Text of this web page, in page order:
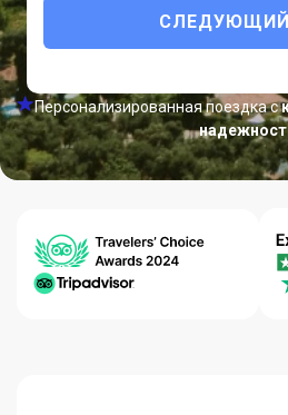
Персонализированная поездка с